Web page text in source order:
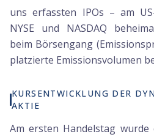
uns erfassten IPOs – am
NYSE und NASDAQ
beim Börsengang
platzierte Emissionsvolumen
KURSENTWICKLUNG DER
AKTIE
Am ersten Handelstag wurde